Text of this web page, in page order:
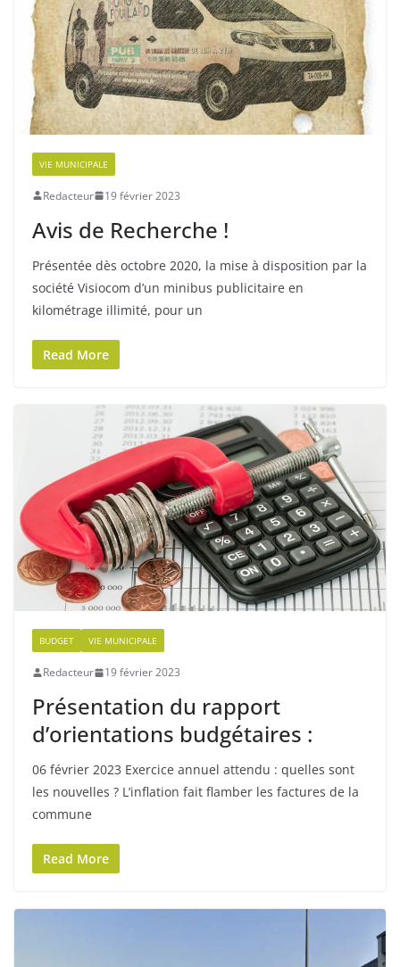
VIE MUNICIPALE
Redacteur 19 février 2023
Avis de Recherche !
Présentée dès octobre 2020, la mise à disposition par la
société Visiocom d’un minibus publicitaire en
kilométrage illimité, pour un
Read More
BUDGET VIE MUNICIPALE
Redacteur 19 février 2023
Présentation du rapport
d’orientations budgétaires :
06 février 2023 Exercice annuel attendu : quelles sont
les nouvelles ? L’inflation fait flamber les factures de la
commune
Read More